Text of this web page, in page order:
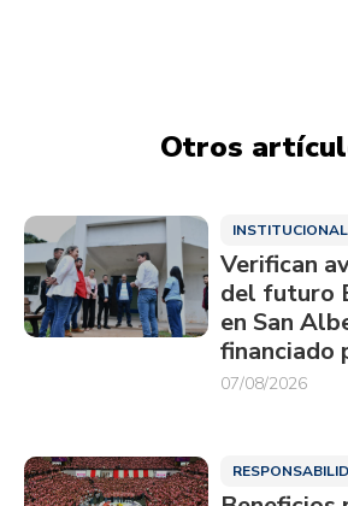
Otros
INSTITUCIONAL
Verifican
del futuro
en San
financiado
07/08/2026